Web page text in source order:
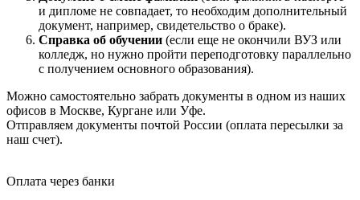
и дипломе не совпадает, то необходим дополнительный
документ, например, свидетельство о браке).
Справка об обучении (если еще не окончили ВУЗ или
колледж, но нужно пройти переподготовку параллельно
с получением основного образования).
Можно самостоятельно забрать документы в одном из наших
офисов в Москве, Кургане или Уфе.
Отправляем документы почтой России (оплата пересылки за
наш счет).
Оплата через банки